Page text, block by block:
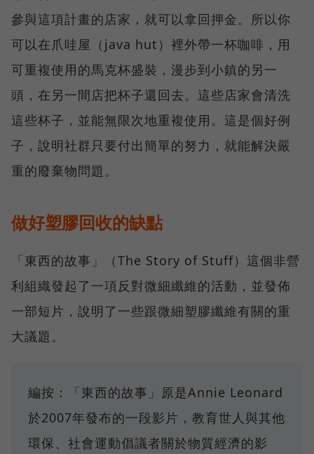
參與這項計畫的店家，就可以拿回押金。所以你
可以在爪哇屋（java hut）裡外帶一杯咖啡，用
可重複使用的馬克杯盛裝，漫步到小鎮的另一
頭，在另一間店把杯子還回去。這些店家會清洗
這些杯子，並能無限次地重複使用。這是個好例
子，說明社群只要付出簡單的努力，就能解決嚴
重的廢棄物問題。
做好塑膠回收的缺點
「東西的故事」（The Story of Stuff）這個非營
利組織發起了一項反對微細纖維的活動，並發佈
一部短片，說明了一些跟微細塑膠纖維有關的重
大議題。
編按：「東西的故事」原是Annie Leonard
於2007年發布的一段影片，教育世人與其他
環保、社會運動倡議者關於物質經濟的影